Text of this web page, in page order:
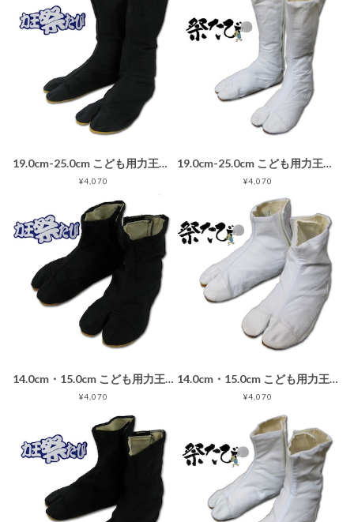
19.0cm-25.0cm こども用力王祭たび 10枚タイプ 黒 子供用地下足袋ブラック
¥4,070
19.0cm-25.0cm こども用力王祭たび 10枚タイプ 白 子供用地下足袋ホワイト
¥4,070
14.0cm・15.0cm こども用力王祭たび 3枚タイプ 黒 子供用地下足袋ブラック
¥4,070
14.0cm・15.0cm こども用力王祭たび 3枚タイプ 白 子供用地下足袋ホワイト
¥4,070